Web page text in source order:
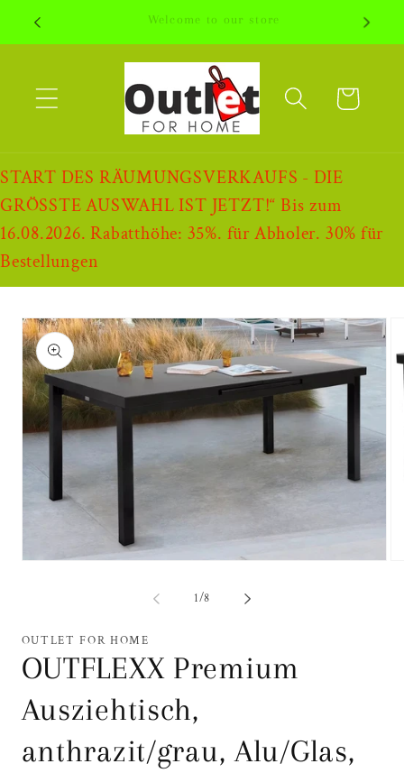
zum
Inhalt
Welcome to our store
Warenkorb
START DES RÄUMUNGSVERKAUFS - DIE
GRÖSSTE AUSWAHL IST JETZT!“ Bis zum
16.08.2026. Rabatthöhe: 35%. für Abholer. 30% für
Bestellungen
1/von
8
OUTLET FOR HOME
OUTFLEXX Premium
Ausziehtisch,
anthrazit/grau, Alu/Glas,